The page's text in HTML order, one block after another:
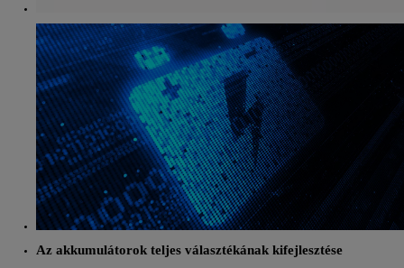
Az akkumulátorok teljes választékának kifejlesztése